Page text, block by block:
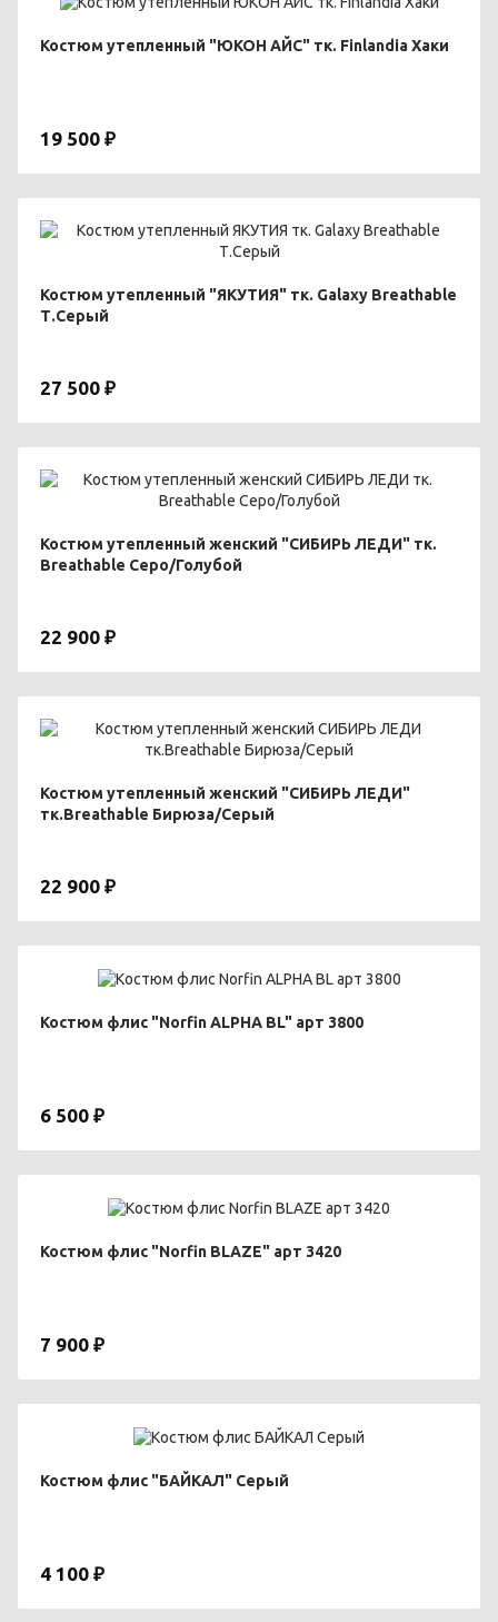
Костюм утепленный "ЮКОН АЙС" тк. Finlandia Хаки
19 500 ₽
Костюм утепленный "ЯКУТИЯ" тк. Galaxy Breathable
Т.Серый
27 500 ₽
Костюм утепленный женский "СИБИРЬ ЛЕДИ" тк.
Breathable Серо/Голубой
22 900 ₽
Костюм утепленный женский "СИБИРЬ ЛЕДИ"
тк.Breathable Бирюза/Серый
22 900 ₽
Костюм флис "Norfin ALPHA BL" арт 3800
6 500 ₽
Костюм флис "Norfin BLAZE" арт 3420
7 900 ₽
Костюм флис "БАЙКАЛ" Серый
4 100 ₽